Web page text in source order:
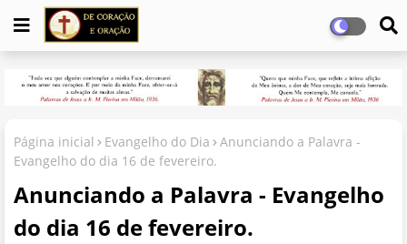
Página inicial Evangelho do Dia
Anunciando a Palavra -
Evangelho do dia 16 de fevereiro.
Anunciando a Palavra - Evangelho
do dia 16 de fevereiro.